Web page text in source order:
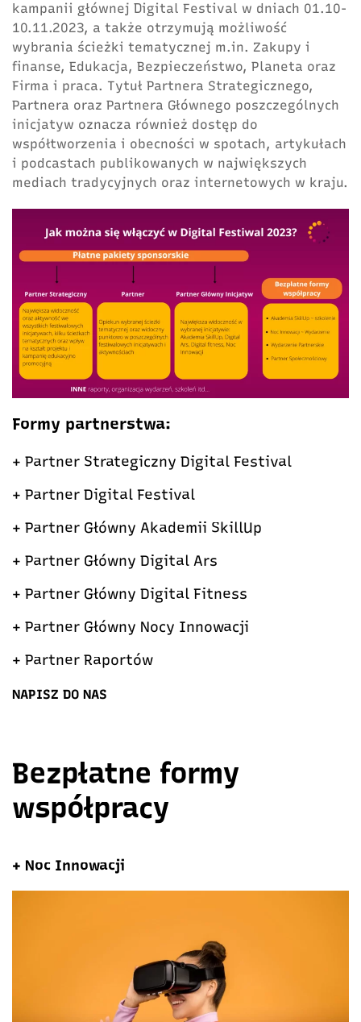
kampanii głównej Digital Festival w dniach 01.10-
10.11.2023, a także otrzymują możliwość
wybrania ścieżki tematycznej m.in. Zakupy i
finanse, Edukacja, Bezpieczeństwo, Planeta oraz
Firma i praca. Tytuł Partnera Strategicznego,
Partnera oraz Partnera Głównego poszczególnych
inicjatyw oznacza również dostęp do
współtworzenia i obecności w spotach, artykułach
i podcastach publikowanych w największych
mediach tradycyjnych oraz internetowych w kraju.
Formy partnerstwa:
+ Partner Strategiczny Digital Festival
+ Partner Digital Festival
+ Partner Główny Akademii SkillUp
+ Partner Główny Digital Ars
+ Partner Główny Digital Fitness
+ Partner Główny Nocy Innowacji
+ Partner Raportów
NAPISZ DO NAS
Bezpłatne formy
współpracy
+ Noc Innowacji